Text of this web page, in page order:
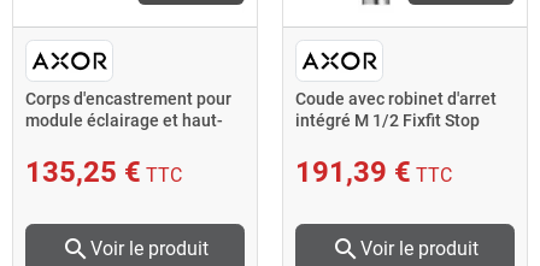
Corps d'encastrement pour
module éclairage et haut-
135,25 € TTC
search Voir le produit
Coude avec robinet d'arret
intégré M 1/2 Fixfit Stop
191,39 € TTC
search Voir le produit